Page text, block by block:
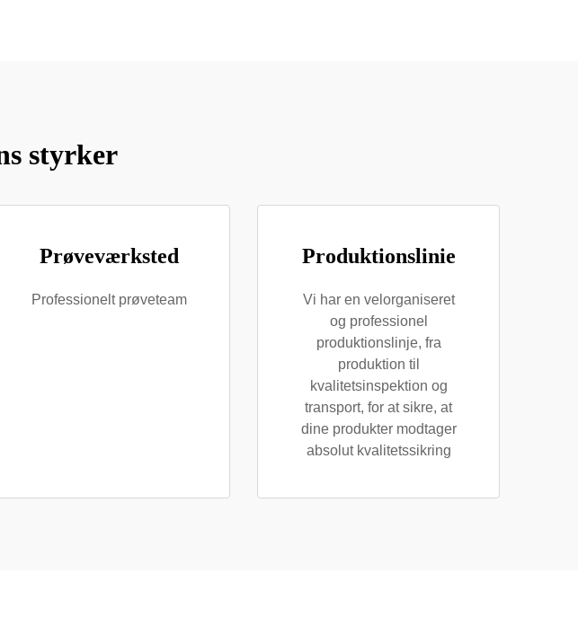
styrker
Prøveværksted
Professionelt prøveteam
Produktionslinie
Vi har en velorganiseret
og professionel
produktionslinje, fra
produktion til
kvalitetsinspektion og
transport, for at sikre, at
dine produkter modtager
absolut kvalitetssikring